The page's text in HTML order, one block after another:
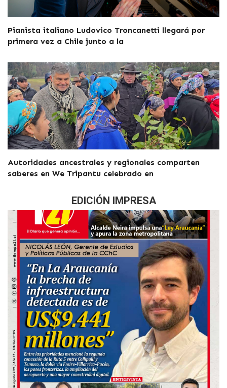
Pianista italiano Ludovico Troncanetti llegará por
primera vez a Chile junto a la
Autoridades ancestrales y regionales comparten
saberes en We Tripantu celebrado en
EDICIÓN IMPRESA